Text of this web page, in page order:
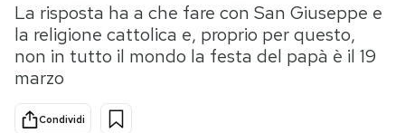
Tecnologia
Internet
Scienza
Cultura
Economia
Storie/Idee
Ok Boomer!
Media
La risposta ha a che fare con San Giuseppe e
la religione cattolica e, proprio per questo,
non in tutto il mondo la festa del papà è il 19
marzo
Condividi